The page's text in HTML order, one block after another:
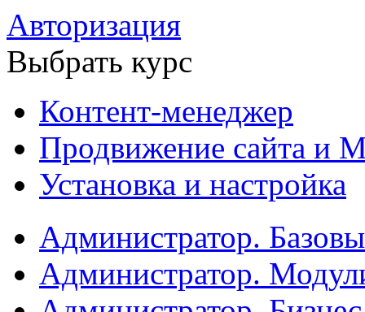
Авторизация
Выбрать курс
Контент-менеджер
Продвижение сайта и
Установка и настройка
Администратор.
Администратор.